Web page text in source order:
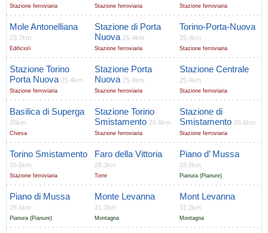
Stazione ferroviaria Stazione ferroviaria Stazione ferroviaria
Mole Antonelliana
23.7km
Edificio/i
Stazione di Porta
Nuova 25.4km
Stazione ferroviaria
Torino-Porta-Nuova
25.4km
Stazione ferroviaria
Stazione Torino
Porta Nuova 25.4km
Stazione ferroviaria
Stazione Porta
Nuova 25.4km
Stazione ferroviaria
Stazione Centrale
25.4km
Stazione ferroviaria
Basilica di Superga
26km
Chiesa
Stazione Torino
Smistamento 26.6km
Stazione ferroviaria
Stazione di
Smistamento 26.6km
Stazione ferroviaria
Torino Smistamento
26.6km
Stazione ferroviaria
Faro della Vittoria
28.3km
Torre
Piano d’ Mussa
28.5km
Pianura (Pianure)
Piano di Mussa
28.5km
Pianura (Pianure)
Monte Levanna
31.2km
Montagna
Mont Levanna
31.2km
Montagna